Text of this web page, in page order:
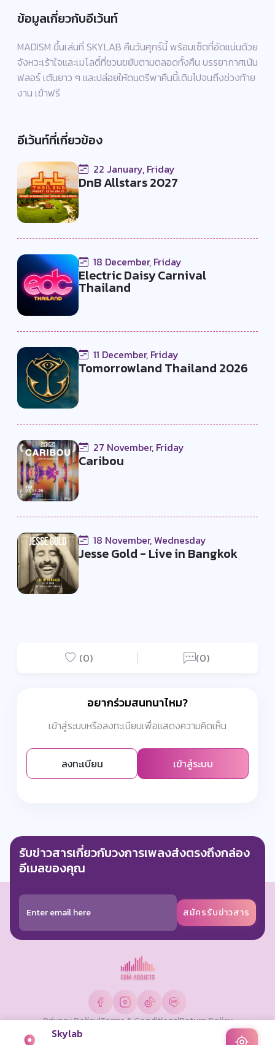
ข้อมูลเกี่ยวกับอีเว้นท์
MADISM ขึ้นเล่นที่ SKYLAB คืนวันศุกร์นี้ พร้อมเซ็ตที่อัดแน่นด้วย
จังหวะเร้าใจและเมโลดี้ที่ชวนขยับตามตลอดทั้งคืน บรรยากาศเน้น
ฟลอร์ เต้นยาว ๆ และปล่อยให้ดนตรีพาคืนนี้เดินไปจนถึงช่วงท้าย
งาน เข้าฟรี
อีเว้นท์ที่เกี่ยวข้อง
22 January, Friday
DnB Allstars 2027
18 December, Friday
Electric Daisy Carnival
Thailand
11 December, Friday
Tomorrowland Thailand 2026
27 November, Friday
Caribou
18 November, Wednesday
Jesse Gold - Live in Bangkok
(0) (0)
อยากร่วมสนทนาไหม?
เข้าสู่ระบบหรือลงทะเบียนเพื่อแสดงความคิดเห็น
ลงทะเบียน เข้าสู่ระบบ
Skylab
รับข่าวสารเกี่ยวกับวงการเพลงส่งตรงถึงกล่อง
อีเมลของคุณ
สมัครรับข่าวสาร
Privacy Policy|Terms & Conditions|Return Policy